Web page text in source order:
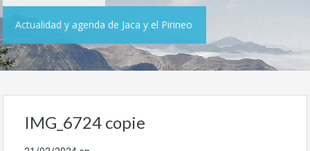
Actualidad y agenda de Jaca y el Pirineo
IMG_6724 copie